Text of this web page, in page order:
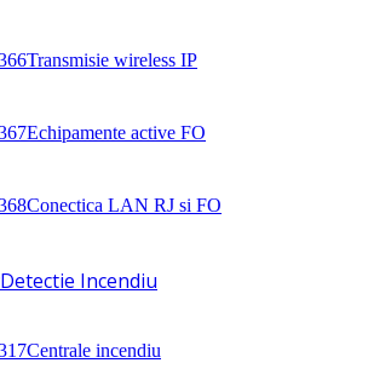
Transmisie wireless IP
Echipamente active FO
Conectica LAN RJ si FO
Detectie Incendiu
Centrale incendiu